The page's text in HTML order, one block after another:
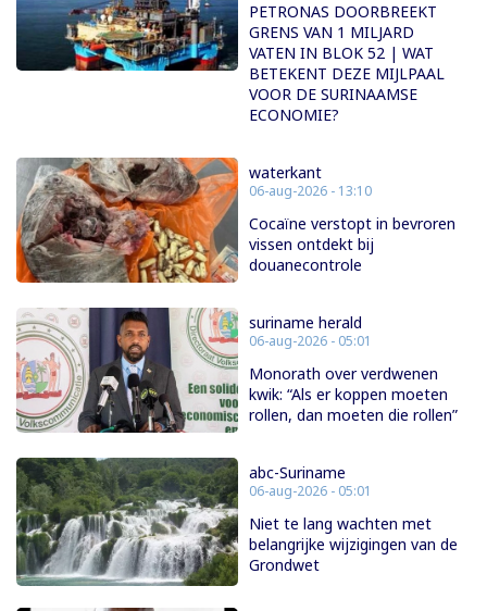
PETRONAS DOORBREEKT
GRENS VAN 1 MILJARD
VATEN IN BLOK 52 | WAT
BETEKENT DEZE MIJLPAAL
VOOR DE SURINAAMSE
ECONOMIE?
waterkant
06-aug-2026 - 13:10
Cocaïne verstopt in bevroren
vissen ontdekt bij
douanecontrole
suriname herald
06-aug-2026 - 05:01
Monorath over verdwenen
kwik: “Als er koppen moeten
rollen, dan moeten die rollen”
abc-Suriname
06-aug-2026 - 05:01
Niet te lang wachten met
belangrijke wijzigingen van de
Grondwet